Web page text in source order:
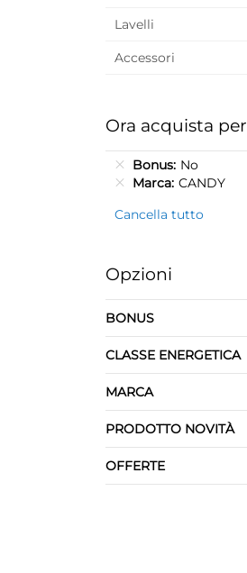
Lavelli
Accessori
Ora acquista per
Bonus No
Marca CANDY
Cancella tutto
Opzioni
BONUS
CLASSE ENERGETICA
MARCA
PRODOTTO NOVITÀ
OFFERTE